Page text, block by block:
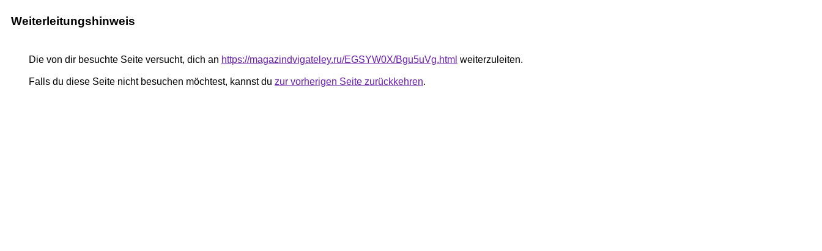
Weiterleitungshinweis
Die von dir besuchte Seite versucht, dich an https://magazindvigateley.ru/EGSYW0X/Bgu5uVg.html weiterzuleiten.
Falls du diese Seite nicht besuchen möchtest, kannst du zur vorherigen Seite zurückkehren.